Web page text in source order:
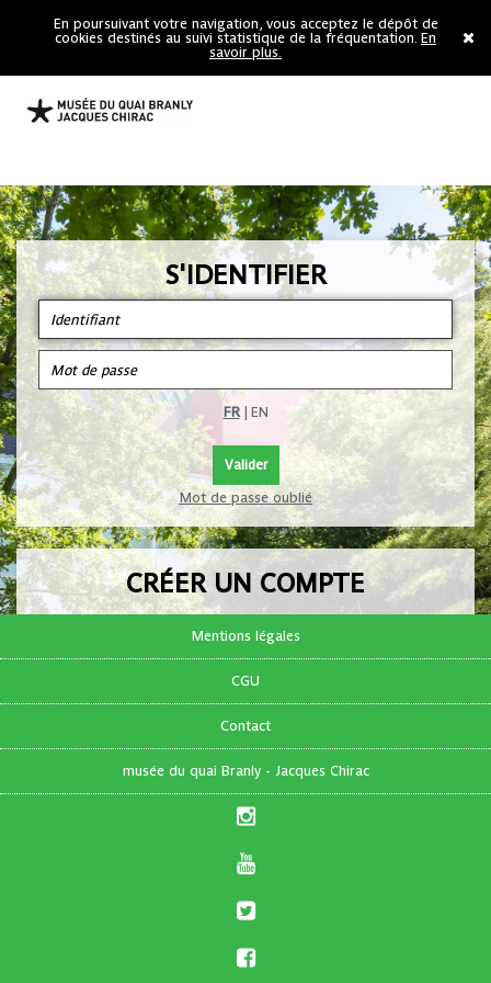
En poursuivant votre navigation, vous acceptez le dépôt de
cookies destinés au suivi statistique de la fréquentation. En
savoir plus.
S'IDENTIFIER
FR EN
Mot de passe oublié
CRÉER UN COMPTE
Pas encore de compte ?
FR | EN
S'inscrire
Mentions légales
CGU
Contact
musée du quai Branly - Jacques Chirac